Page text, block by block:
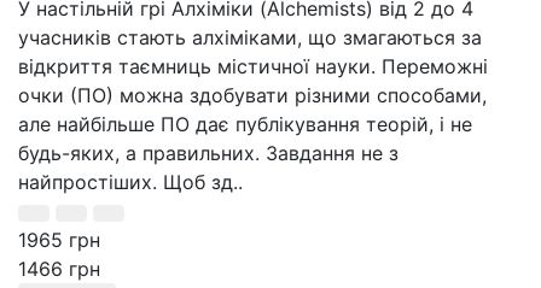
У настільній грі Алхіміки (Alchemists) від 2 до 4
учасників стають алхіміками, що змагаються за
відкриття таємниць містичної науки. Переможні
очки (ПО) можна здобувати різними способами,
але найбільше ПО дає публікування теорій, і не
будь-яких, а правильних. Завдання не з
найпростіших. Щоб зд..
1965 грн
1466 грн